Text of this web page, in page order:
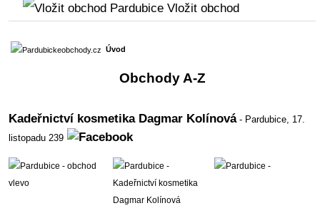
Vložit obchod
Úvod
Obchody A-Z
Kadeřnictví kosmetika Dagmar Kolínová- Pardubice, 17.
listopadu 239